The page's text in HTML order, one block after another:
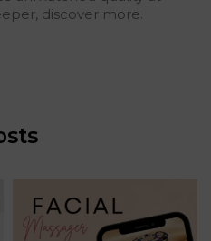
discover more.